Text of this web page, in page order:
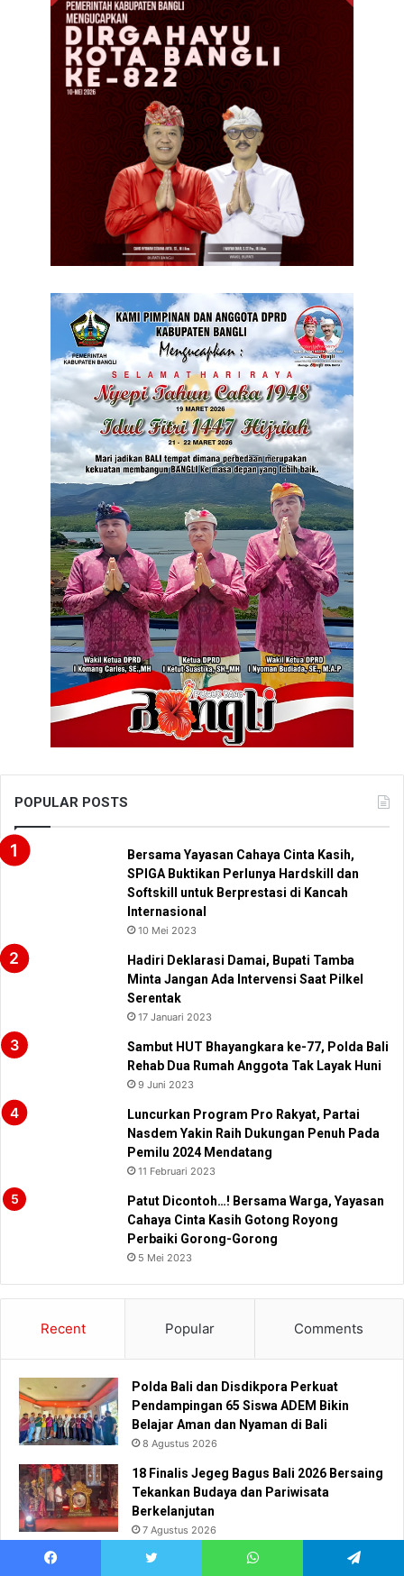
POPULAR POSTS
Bersama Yayasan Cahaya Cinta Kasih,
SPIGA Buktikan Perlunya Hardskill dan
Softskill untuk Berprestasi di Kancah
Internasional
10 Mei 2023
Hadiri Deklarasi Damai, Bupati Tamba
Minta Jangan Ada Intervensi Saat Pilkel
Serentak
17 Januari 2023
Sambut HUT Bhayangkara ke-77, Polda Bali
Rehab Dua Rumah Anggota Tak Layak Huni
9 Juni 2023
Luncurkan Program Pro Rakyat, Partai
Nasdem Yakin Raih Dukungan Penuh Pada
Pemilu 2024 Mendatang
11 Februari 2023
Patut Dicontoh…! Bersama Warga, Yayasan
Cahaya Cinta Kasih Gotong Royong
Perbaiki Gorong-Gorong
5 Mei 2023
Recent Popular Comments
Polda Bali dan Disdikpora Perkuat
Pendampingan 65 Siswa ADEM Bikin
Belajar Aman dan Nyaman di Bali
8 Agustus 2026
18 Finalis Jegeg Bagus Bali 2026 Bersaing
Tekankan Budaya dan Pariwisata
Berkelanjutan
7 Agustus 2026
Bimtek KPU Bali Perkuat Mekanisme PAW